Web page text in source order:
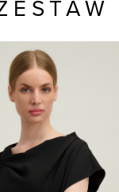
Skład tkaniny